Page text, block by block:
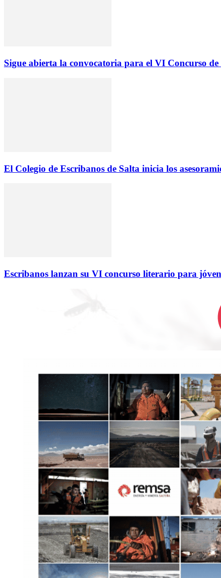
Sigue abierta la convocatoria para el VI Concurso
El Colegio de Escribanos de Salta inicia los
Escribanos lanzan su VI concurso literario para